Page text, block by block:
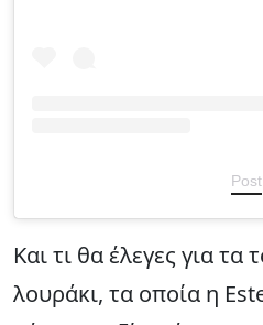
Post
Και τι θα έλεγες για
λουράκι, τα οποία η